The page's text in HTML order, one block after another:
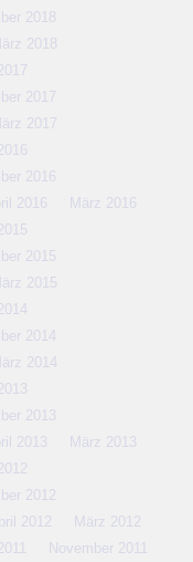
2018
2018
2017
2017
2016
2016
März 2016
2015
2015
2014
2014
2013
2013
März 2013
2012
2012
März 2012
November 2011